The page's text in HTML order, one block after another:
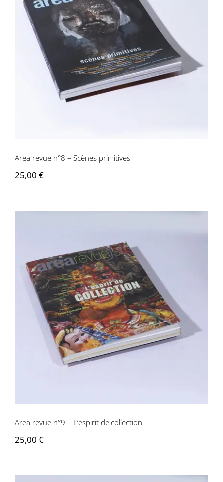
Area revue n°8 – Scènes primitives
Area revue n°8 – Scènes primitives
25,00 €
Area revue n°9 – L’espirit de collection
Area revue n°9 – L’espirit de collection
25,00 €